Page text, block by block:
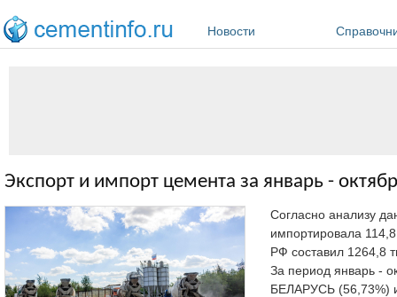
Новости
Экспорт и импорт цемента за январь -
Согласно анализу
импортировала
РФ составил 1264,8
За период январь -
БЕЛАРУСЬ (56,73%)